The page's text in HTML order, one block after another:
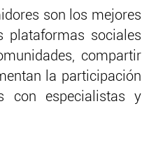
son los mejores
plataformas sociales
compartir
la participación
con especialistas y